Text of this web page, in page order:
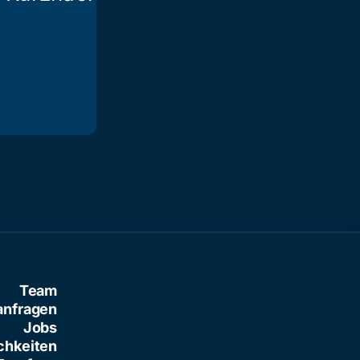
Team
Jobs